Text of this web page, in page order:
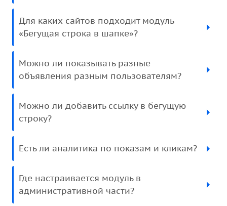
Для каких сайтов подходит модуль
«Бегущая строка в шапке»?
Можно ли показывать разные
объявления разным пользователям?
Можно ли добавить ссылку в бегущую
строку?
Есть ли аналитика по показам и кликам?
Где настраивается модуль в
административной части?